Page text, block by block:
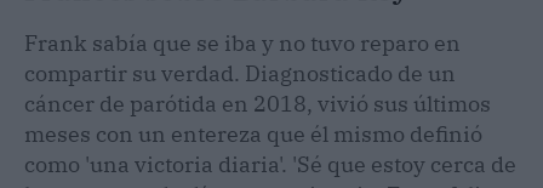
Frank sabía que se iba y no tuvo reparo en
compartir su verdad. Diagnosticado de un
cáncer de parótida en 2018, vivió sus últimos
meses con un entereza que él mismo definió
como 'una victoria diaria'. 'Sé que estoy cerca de